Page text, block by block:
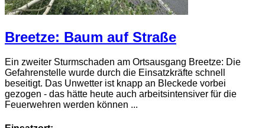
Breetze: Baum auf Straße
Ein zweiter Sturmschaden am Ortsausgang Breetze: Die
Gefahrenstelle wurde durch die Einsatzkräfte schnell
beseitigt. Das Unwetter ist knapp an Bleckede vorbei
gezogen - das hätte heute auch arbeitsintensiver für die
Feuerwehren werden können ...